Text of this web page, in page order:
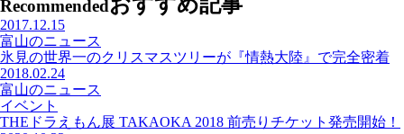
Recommended
2017.12.15
富山のニュース
氷見の世界一のクリスマスツリーが『情熱大陸』で完全密着
2018.02.24
富山のニュース
イベント
THEドラえもん展 TAKAOKA 2018 前売りチケット発売開始！